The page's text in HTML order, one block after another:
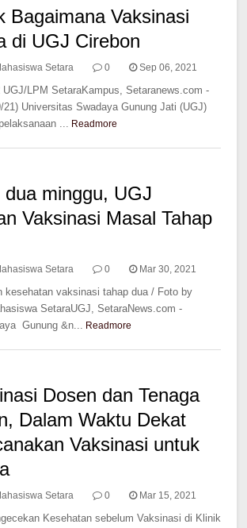
Bagaimana Vaksinasi
di UGJ Cirebon
Setara 0 Sep 06, 2021
UGJ/LPM SetaraKampus, Setaranews.com -
21) Universitas Swadaya Gunung Jati (UGJ)
... Readmore
dua minggu, UGJ
Vaksinasi Masal Tahap
Setara 0 Mar 30, 2021
kesehatan vaksinasi tahap dua / Foto by
SetaraUGJ, SetaraNews.com -
Gunung &n... Readmore
Dosen dan Tenaga
Dalam Waktu Dekat
Vaksinasi untuk
Setara 0 Mar 15, 2021
Kesehatan sebelum Vaksinasi di Klinik